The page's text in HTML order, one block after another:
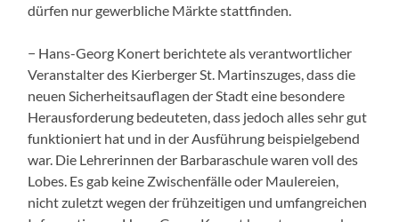
dürfen nur gewerbliche Märkte stattfinden.
− Hans-Georg Konert berichtete als verantwortlicher
Veranstalter des Kierberger St. Martinszuges, dass die
neuen Sicherheitsauflagen der Stadt eine besondere
Herausforderung bedeuteten, dass jedoch alles sehr gut
funktioniert hat und in der Ausführung beispielgebend
war. Die Lehrerinnen der Barbaraschule waren voll des
Lobes. Es gab keine Zwischenfälle oder Maulereien,
nicht zuletzt wegen der frühzeitigen und umfangreichen